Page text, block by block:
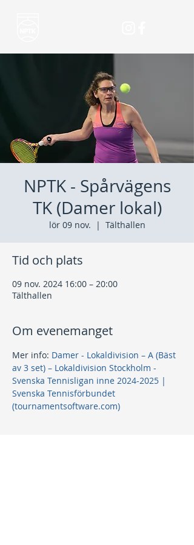
NPTK - Spårvägens
TK (Damer lokal)
lör 09 nov.
  |
Tälthallen
Tid och plats
09 nov. 2024 16:00 – 20:00
Tälthallen
Om evenemanget
Mer info: Damer - Lokaldivision – A (Bäst
av 3 set) – Lokaldivision Stockholm -
Svenska Tennisligan inne 2024-2025 |
Svenska Tennisförbundet
(tournamentsoftware.com)